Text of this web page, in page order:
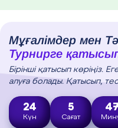
Мұғалімдер мен
Турнирге қатысып
Бірінші қатысып көріңіз.
алуға болады. Қатысып,
24
Күн
5
Сағат
47